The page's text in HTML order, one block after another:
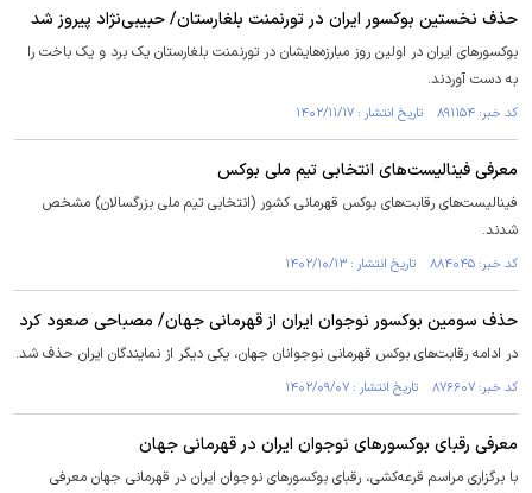
حذف نخستین بوکسور ایران در تورنمنت بلغارستان/ حبیبی‌نژاد پیروز شد
بوکسور‌های ایران در اولین روز مبارزه‌هایشان در تورنمنت بلغارستان یک برد و یک باخت را
به دست آوردند.
کد خبر: ۸۹۱۱۵۴ تاریخ انتشار : ۱۴۰۲/۱۱/۱۷
معرفی فینالیست‌های انتخابی تیم ملی بوکس
فینالیست‌های رقابت‌های بوکس قهرمانی کشور (انتخابی تیم ملی بزرگسالان) مشخص
شدند.
کد خبر: ۸۸۴۰۴۵ تاریخ انتشار : ۱۴۰۲/۱۰/۱۳
حذف سومین بوکسور نوجوان ایران از قهرمانی جهان/ مصباحی صعود کرد
در ادامه رقابت‌های بوکس قهرمانی نوجوانان جهان، یکی دیگر از نمایندگان ایران حذف شد.
کد خبر: ۸۷۶۶۰۷ تاریخ انتشار : ۱۴۰۲/۰۹/۰۷
معرفی رقبای بوکسور‌های نوجوان ایران در قهرمانی جهان
با برگزاری مراسم قرعه‌کشی، رقبای بوکسور‌های نوجوان ایران در قهرمانی جهان معرفی